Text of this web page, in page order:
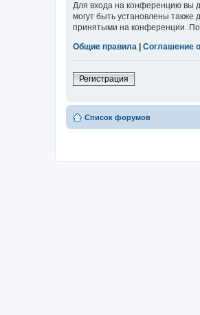
Для входа на конференцию вы
могут быть установлены также
принятыми на конференции.
Общие правила
Соглашение
Регистрация
Список форумов